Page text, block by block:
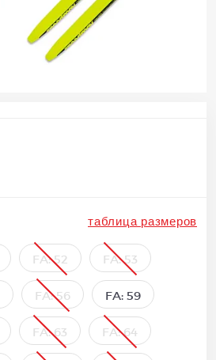
таблица размеров
FA: 52 FA: 53
FA: 56 FA: 59
FA: 63 FA: 64